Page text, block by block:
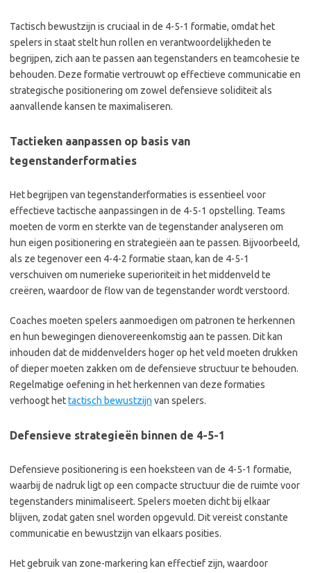
Tactisch bewustzijn is cruciaal in de 4-5-1 formatie, omdat het
spelers in staat stelt hun rollen en verantwoordelijkheden te
begrijpen, zich aan te passen aan tegenstanders en teamcohesie te
behouden. Deze formatie vertrouwt op effectieve communicatie en
strategische positionering om zowel defensieve soliditeit als
aanvallende kansen te maximaliseren.
Tactieken aanpassen op basis van
tegenstanderformaties
Het begrijpen van tegenstanderformaties is essentieel voor
effectieve tactische aanpassingen in de 4-5-1 opstelling. Teams
moeten de vorm en sterkte van de tegenstander analyseren om
hun eigen positionering en strategieën aan te passen. Bijvoorbeeld,
als ze tegenover een 4-4-2 formatie staan, kan de 4-5-1
verschuiven om numerieke superioriteit in het middenveld te
creëren, waardoor de flow van de tegenstander wordt verstoord.
Coaches moeten spelers aanmoedigen om patronen te herkennen
en hun bewegingen dienovereenkomstig aan te passen. Dit kan
inhouden dat de middenvelders hoger op het veld moeten drukken
of dieper moeten zakken om de defensieve structuur te behouden.
Regelmatige oefening in het herkennen van deze formaties
verhoogt hettactisch bewustzijn van spelers.
Defensieve strategieën binnen de 4-5-1
Defensieve positionering is een hoeksteen van de 4-5-1 formatie,
waarbij de nadruk ligt op een compacte structuur die de ruimte voor
tegenstanders minimaliseert. Spelers moeten dicht bij elkaar
blijven, zodat gaten snel worden opgevuld. Dit vereist constante
communicatie en bewustzijn van elkaars posities.
Het gebruik van zone-markering kan effectief zijn, waardoor